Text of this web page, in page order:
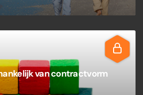
van contractvorm